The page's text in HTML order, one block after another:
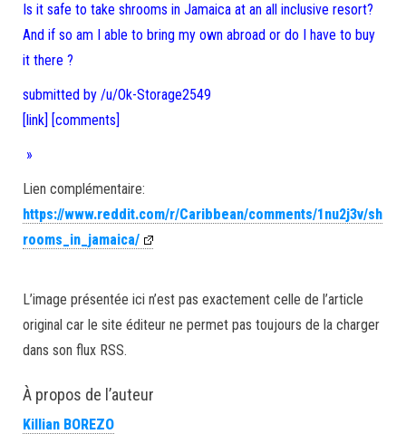
Is it safe to take shrooms in Jamaica at an all inclusive resort?
And if so am I able to bring my own abroad or do I have to buy
it there ?
submitted by /u/Ok-Storage2549
[link] [comments]
»
Lien complémentaire:
https://www.reddit.com/r/Caribbean/comments/1nu2j3v/sh
rooms_in_jamaica/
L’image présentée ici n’est pas exactement celle de l’article
original car le site éditeur ne permet pas toujours de la charger
dans son flux RSS.
À propos de l’auteur
Killian BOREZO